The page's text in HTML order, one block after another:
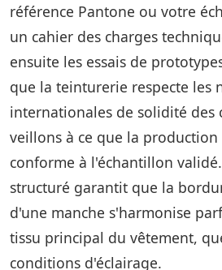
référence Pantone ou votre
un cahier des charges
ensuite les essais de
que la teinturerie respecte les
internationales de solidité des
veillons à ce que la
conforme à l'échantillon
structuré garantit que la
d'une manche s'harmonise
tissu principal du vêtement,
conditions d'éclairage.